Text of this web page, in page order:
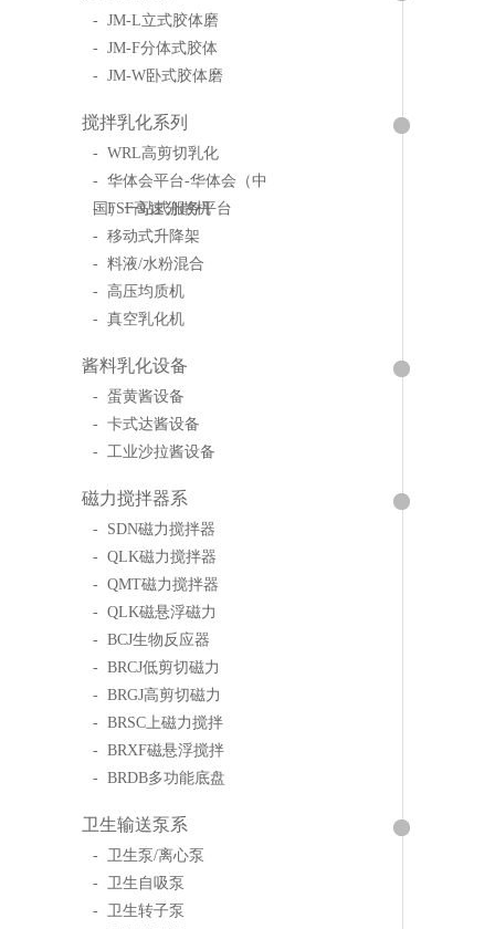
- JM-L立式胶体磨
- JM-F分体式胶体
- JM-W卧式胶体磨
搅拌乳化系列
- WRL高剪切乳化
- 华体会平台-华体会（中
国）一站式服务平台
- FSF高速分散机
- 移动式升降架
- 料液/水粉混合
- 高压均质机
- 真空乳化机
酱料乳化设备
- 蛋黄酱设备
- 卡式达酱设备
- 工业沙拉酱设备
磁力搅拌器系
- SDN磁力搅拌器
- QLK磁力搅拌器
- QMT磁力搅拌器
- QLK磁悬浮磁力
- BCJ生物反应器
- BRCJ低剪切磁力
- BRGJ高剪切磁力
- BRSC上磁力搅拌
- BRXF磁悬浮搅拌
- BRDB多功能底盘
卫生输送泵系
- 卫生泵/离心泵
- 卫生自吸泵
- 卫生转子泵